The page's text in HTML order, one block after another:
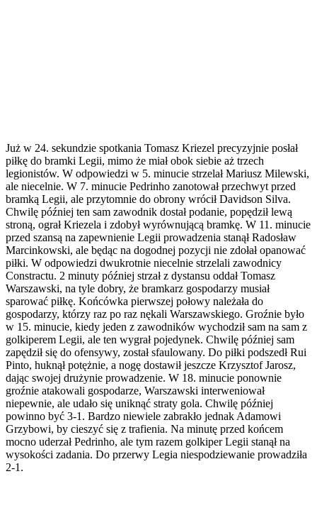
Już w 24. sekundzie spotkania Tomasz Kriezel precyzyjnie posłał
piłkę do bramki Legii, mimo że miał obok siebie aż trzech
legionistów. W odpowiedzi w 5. minucie strzelał Mariusz Milewski,
ale niecelnie. W 7. minucie Pedrinho zanotował przechwyt przed
bramką Legii, ale przytomnie do obrony wrócił Davidson Silva.
Chwilę później ten sam zawodnik dostał podanie, popędził lewą
stroną, ograł Kriezela i zdobył wyrównującą bramkę. W 11. minucie
przed szansą na zapewnienie Legii prowadzenia stanął Radosław
Marcinkowski, ale będąc na dogodnej pozycji nie zdołał opanować
piłki. W odpowiedzi dwukrotnie niecelnie strzelali zawodnicy
Constractu. 2 minuty później strzał z dystansu oddał Tomasz
Warszawski, na tyle dobry, że bramkarz gospodarzy musiał
sparować piłkę. Końcówka pierwszej połowy należała do
gospodarzy, którzy raz po raz nękali Warszawskiego. Groźnie było
w 15. minucie, kiedy jeden z zawodników wychodził sam na sam z
golkiperem Legii, ale ten wygrał pojedynek. Chwilę później sam
zapędził się do ofensywy, został sfaulowany. Do piłki podszedł Rui
Pinto, huknął potężnie, a nogę dostawił jeszcze Krzysztof Jarosz,
dając swojej drużynie prowadzenie. W 18. minucie ponownie
groźnie atakowali gospodarze, Warszawski interweniował
niepewnie, ale udało się uniknąć straty gola. Chwilę później
powinno być 3-1. Bardzo niewiele zabrakło jednak Adamowi
Grzybowi, by cieszyć się z trafienia. Na minutę przed końcem
mocno uderzał Pedrinho, ale tym razem golkiper Legii stanął na
wysokości zadania. Do przerwy Legia niespodziewanie prowadziła
2-1.